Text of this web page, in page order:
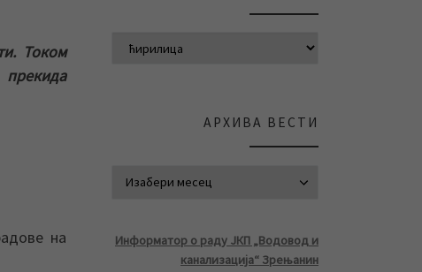
Током
на
АРХИВА ВЕСТИ
Информатор о раду ЈКП „Водовод и
канализација“ Зрењанин